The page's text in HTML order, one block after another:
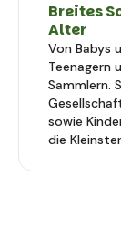
Breites
Alter
Von Babys
Teenagern
Sammlern.
sowie
die